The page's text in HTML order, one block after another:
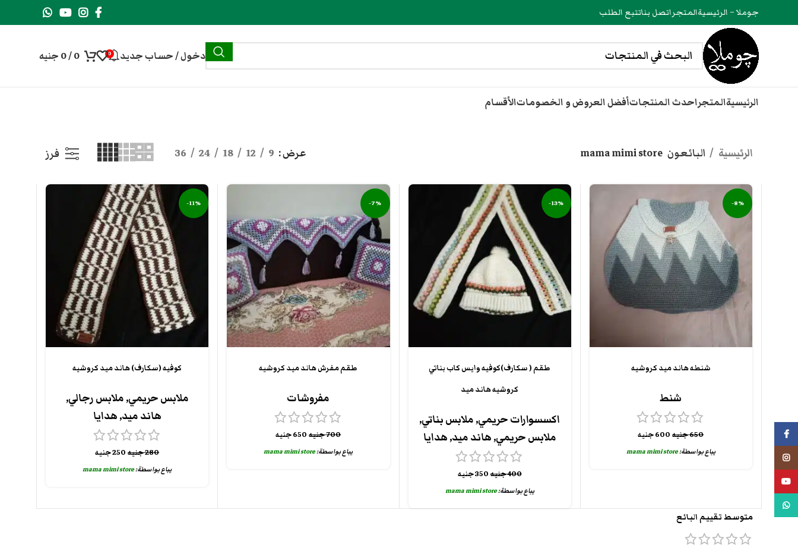
جوملا – الرئيسيةالمتجراتصل بناتتبع الطلب
دخول / حساب جديد 0
0
/
0 جنيه
الرئيسيةالمتجراحدث المنتجاتأفضل العروض و الخصوماتالأقسام
الرئيسية البائعون mama mimi store عرض 9
12
18
24
36 فرز
-8%
شنطه هاند ميد كروشيه
شنط
650جنيه 600جنيه
يباع بواسطة:mama mimi store
-13%
طقم ( سكارف)كوفيه وايس كاب بناتي
كروشيه هاند ميد
اكسسوارات حريمي,ملابس بناتي,
ملابس حريمي,هاند ميد,هدايا
400جنيه350جنيه
يباع بواسطة:mama mimi store
-7%
طقم مفرش هاند ميد كروشيه
مفروشات
700جنيه 650جنيه
يباع بواسطة:mama mimi store
-11%
كوفيه (سكارف) هاند ميد كروشيه
ملابس حريمي,ملابس رجالي,
هاند ميد,هدايا
280جنيه 250جنيه
يباع بواسطة:mama mimi store
متوسط تقييم البائع